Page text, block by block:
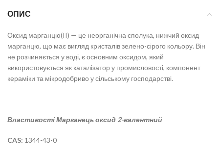
ОПИС
Оксид марганцю(II) — це неорганічна сполука, нижчий оксид
марганцю, що має вигляд кристалів зелено-сірого кольору. Він
не розчиняється у воді, є основним оксидом, який
використовується як каталізатор у промисловості, компонент
кераміки та мікродобриво у сільському господарстві.
Властивості Марганець оксид 2-валентний
CAS: 1344-43-0